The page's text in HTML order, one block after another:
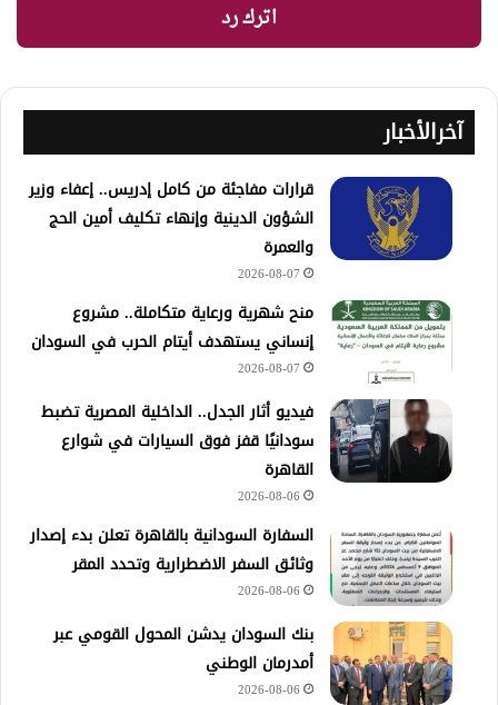
اترك رد
آخرالأخبار
قرارات مفاجئة من كامل إدريس.. إعفاء وزير
الشؤون الدينية وإنهاء تكليف أمين الحج
والعمرة
2026-08-07
منح شهرية ورعاية متكاملة.. مشروع
إنساني يستهدف أيتام الحرب في السودان
2026-08-07
فيديو أثار الجدل.. الداخلية المصرية تضبط
سودانيًا قفز فوق السيارات في شوارع
القاهرة
2026-08-06
السفارة السودانية بالقاهرة تعلن بدء إصدار
وثائق السفر الاضطرارية وتحدد المقر
2026-08-06
بنك السودان يدشن المحول القومي عبر
أمدرمان الوطني
2026-08-06